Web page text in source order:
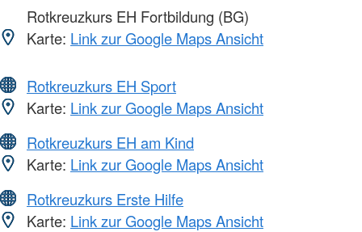
Rotkreuzkurs EH Fortbildung (BG)
Karte: Link zur Google Maps Ansicht
Rotkreuzkurs EH Sport
Karte: Link zur Google Maps Ansicht
Rotkreuzkurs EH am Kind
Karte: Link zur Google Maps Ansicht
Rotkreuzkurs Erste Hilfe
Karte: Link zur Google Maps Ansicht